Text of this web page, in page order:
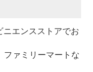
ニエンスストアでお
ファミリーマートな